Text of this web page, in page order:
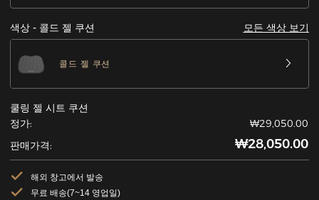
색상 - 콜드 젤 쿠션 모든 색상 보기
콜드 젤 쿠션
쿨링 젤 시트 쿠션
정가:
₩29,050.00
판매가격:
₩28,050.00
해외 창고에서 발송
무료 배송(7~14 영업일)